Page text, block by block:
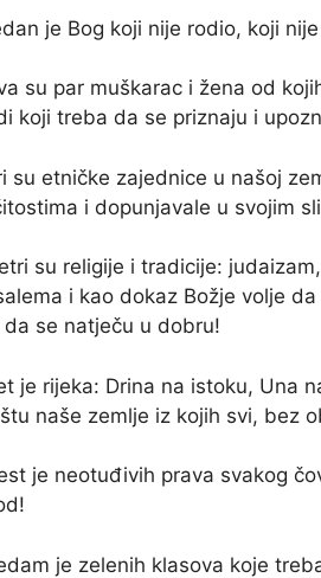
je Bog koji nije rodio, koji
su par muškarac i žena od
koji treba da se priznaju i
su etničke zajednice u našoj
i dopunjavale u svojim
su religije i tradicije:
i kao dokaz Božje volje
da se natječu u dobru!
je rijeka: Drina na istoku, Una
naše zemlje iz kojih svi, bez
je neotuđivih prava svakog
je zelenih klasova koje